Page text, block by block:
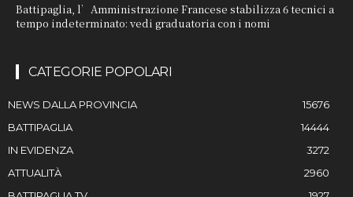
Battipaglia, l’Amministrazione Francese stabilizza 6 tecnici a
tempo indeterminato: vedi graduatoria con i nomi
CATEGORIE POPOLARI
NEWS DALLA PROVINCIA
15676
BATTIPAGLIA
14444
IN EVIDENZA
3272
ATTUALITÀ
2960